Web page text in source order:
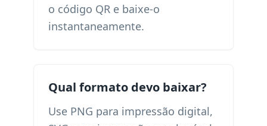
o código QR e baixe-o
instantaneamente.
Qual formato devo baixar?
Use PNG para impressão digital,